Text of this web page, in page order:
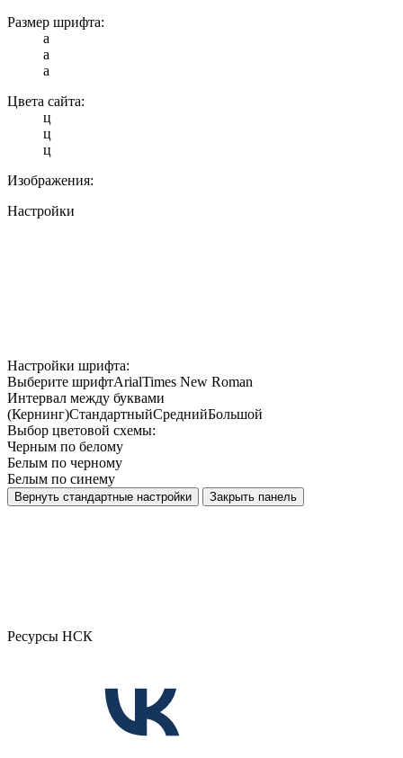
Размер шрифта:
a
a
a
Цвета сайта:
ц
ц
ц
Изображения:
Настройки
Настройки шрифта:
Выберите шрифтArialTimes New Roman
Интервал между буквами
(Кернинг)СтандартныйСреднийБольшой
Выбор цветовой схемы:
Черным по белому
Белым по черному
Белым по синему
Вернуть стандартные настройки Закрыть панель
Ресурсы НСК